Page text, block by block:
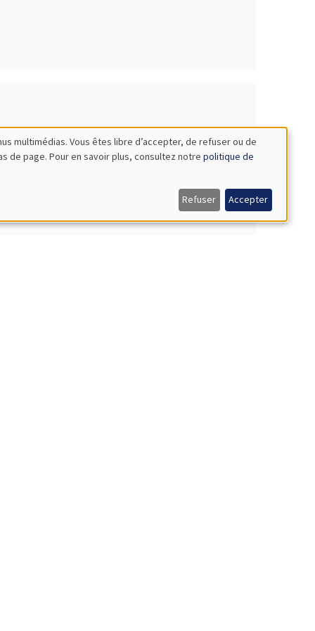
multimédias. Vous êtes libre d’accepter, de refuser ou de
de page. Pour en savoir plus, consultez notre politique de
Refuser Accepter